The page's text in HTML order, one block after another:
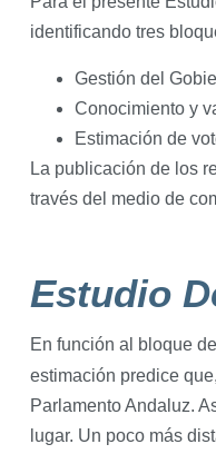
identificando tres
Gestión del
Conocimiento y
Estimación de
La publicación de los
través del medio de
Estudio
En función al bloque
estimación predice
Parlamento Andaluz.
lugar. Un poco más